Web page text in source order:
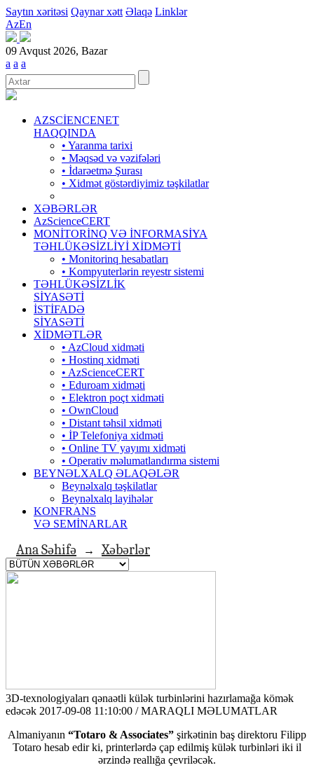
Saytın xəritəsi Qaynar xətt Əlaqə Linklər
AzEn
09 Avqust 2026, Bazar
a a a
AZSCİENCENET
HAQQINDA
• Yaranma tarixi
• Məqsəd və vəzifələri
• İdarəetmə Şurası
• Xidmət göstərdiyimiz təşkilatlar
XƏBƏRLƏR
AzScienceCERT
MONİTORİNQ VƏ İNFORMASİYA
TƏHLÜKƏSİZLİYİ XİDMƏTİ
• Monitorinq hesabatları
• Kompyuterlərin reyestr sistemi
TƏHLÜKƏSİZLİK
SİYASƏTİ
İSTİFADƏ
SİYASƏTİ
XİDMƏTLƏR
• AzCloud xidməti
• Hostinq xidməti
• AzScienceCERT
• Eduroam xidməti
• Elektron poçt xidməti
• OwnCloud
• Distant təhsil xidməti
• İP Telefoniya xidməti
• Оnline TV yayımı xidməti
• Operativ məlumatlandırma sistemi
BEYNƏLXALQ ƏLAQƏLƏR
Beynəlxalq təşkilatlar
Beynəlxalq layihələr
KONFRANS
VƏ SEMİNARLAR
Ana Səhifə → Xəbərlər
3D-texnologiyaları qənaətli külək turbinlərini hazırlamağa kömək
edəcək 2017-09-08 11:10:00 / MARAQLI MƏLUMATLAR
Almaniyanın “Totaro & Associates” şirkətinin baş direktoru Filipp
Totaro hesab edir ki, printerlərdə çap edilmiş külək turbinləri iki il
ərzində reallığa çevriləcək.